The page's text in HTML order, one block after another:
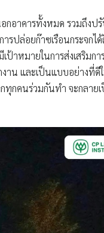
กอาคารทั้งหมด รวมถึงป
รปล่อยก๊าซเรือนกระจกไ
ป้าหมายในการส่งเสริมก
าน และเป็นแบบอย่างที่ดี
ทุกคนร่วมกันทำ จะกลาย